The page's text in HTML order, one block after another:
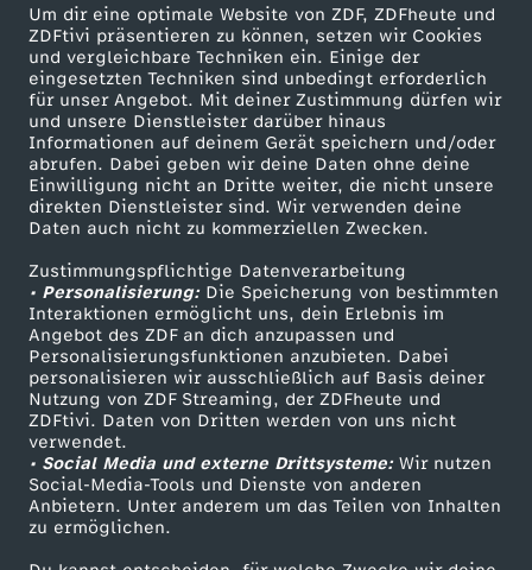
Um dir eine optimale Website von ZDF, ZDFheute und
ZDFtivi präsentieren zu können, setzen wir Cookies
und vergleichbare Techniken ein. Einige der
eingesetzten Techniken sind unbedingt erforderlich
für unser Angebot. Mit deiner Zustimmung dürfen wir
und unsere Dienstleister darüber hinaus
Informationen auf deinem Gerät speichern und/oder
abrufen. Dabei geben wir deine Daten ohne deine
Einwilligung nicht an Dritte weiter, die nicht unsere
direkten Dienstleister sind. Wir verwenden deine
Daten auch nicht zu kommerziellen Zwecken.
Zustimmungspflichtige Datenverarbeitung
• Personalisierung:Die Speicherung von bestimmten
Interaktionen ermöglicht uns, dein Erlebnis im
Angebot des ZDF an dich anzupassen und
Personalisierungsfunktionen anzubieten. Dabei
personalisieren wir ausschließlich auf Basis deiner
Nutzung von ZDF Streaming, der ZDFheute und
ZDFtivi. Daten von Dritten werden von uns nicht
verwendet.
• Social Media und externe Drittsysteme:Wir nutzen
Social-Media-Tools und Dienste von anderen
Anbietern. Unter anderem um das Teilen von Inhalten
zu ermöglichen.
Mehr ZDF
ZDF-Apps
Smart TV
ZDFtext
Livestreams
Sendungen A-Z
TV-Programm
Service
ZDFmitreden
Kontakt zum ZDF
Tickets
Zuschauerservice
Hilfe
ZDF Unternehmen
Karriere